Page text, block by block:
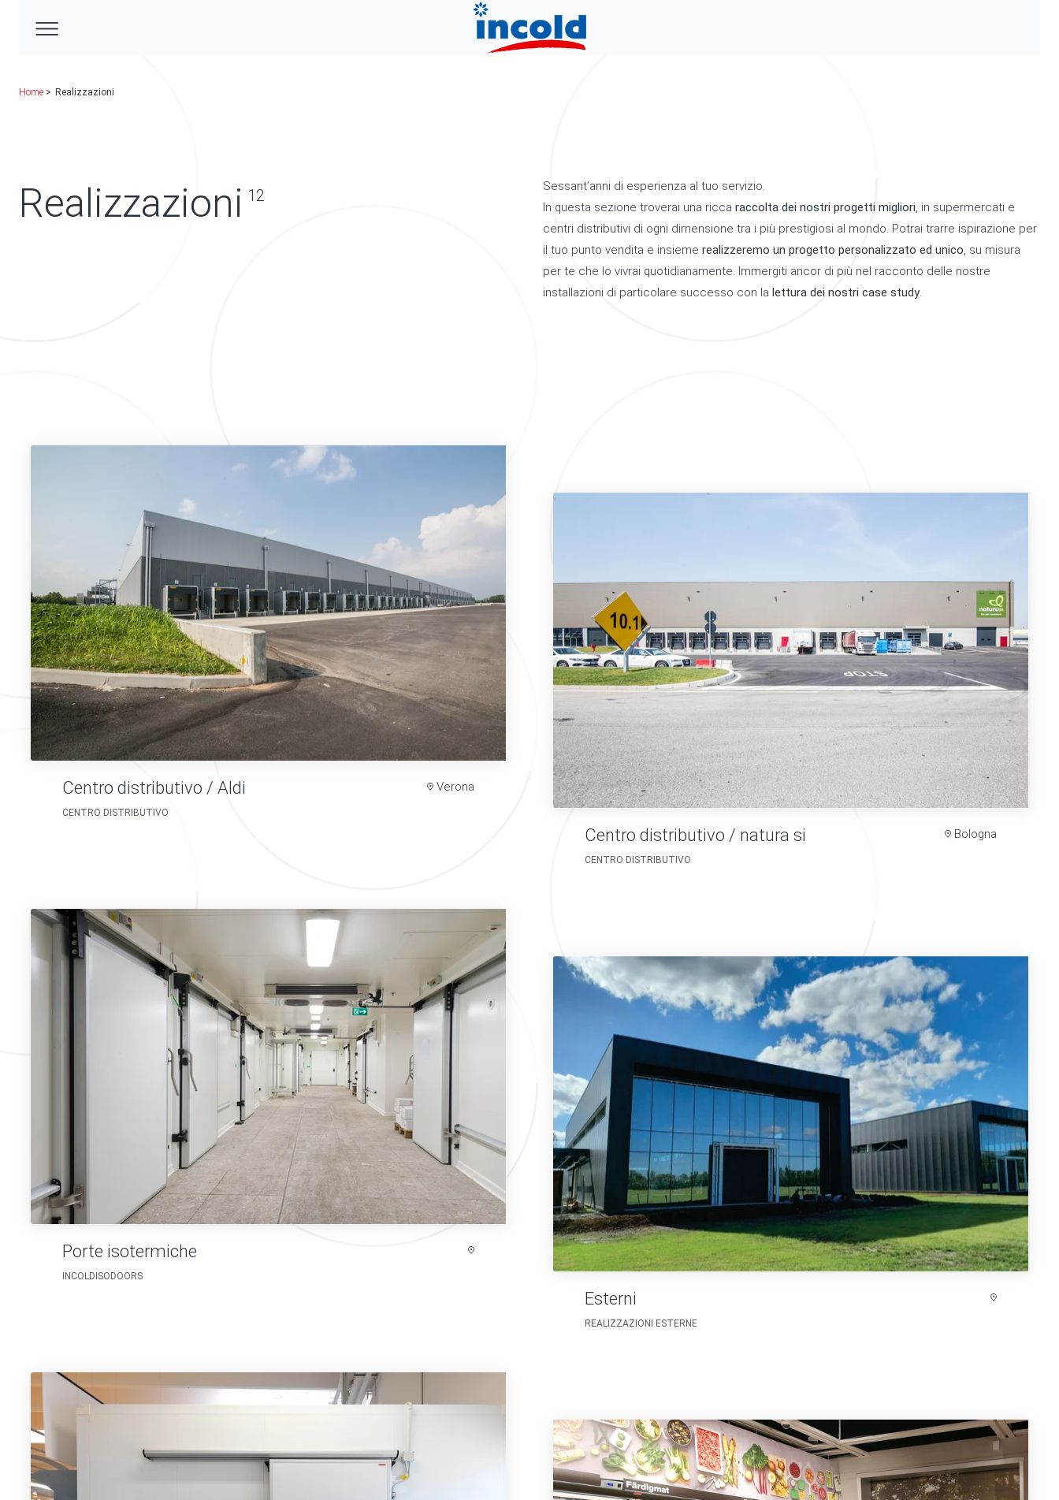
Home Realizzazioni
Realizzazioni 12
Sessant’anni di esperienza al tuo servizio.
In questa sezione troverai una ricca raccolta dei nostri progetti migliori, in supermercati e
centri distributivi di ogni dimensione tra i più prestigiosi al mondo. Potrai trarre ispirazione per
il tuo punto vendita e insieme realizzeremo un progetto personalizzato ed unico, su misura
per te che lo vivrai quotidianamente. Immergiti ancor di più nel racconto delle nostre
installazioni di particolare successo con la lettura dei nostri case study.
Centro distributivo / Aldi Verona
CENTRO DISTRIBUTIVO
Centro distributivo / natura si Bologna
CENTRO DISTRIBUTIVO
Porte isotermiche
INCOLDISODOORS
Esterni
REALIZZAZIONI ESTERNE